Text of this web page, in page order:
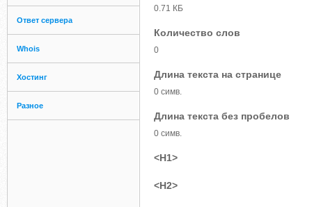
Ответ сервера
Whois
Хостинг
Разное
0.71 КБ
Количество слов
0
Длина текста на странице
0 симв.
Длина текста без пробелов
0 симв.
<H1>
<H2>